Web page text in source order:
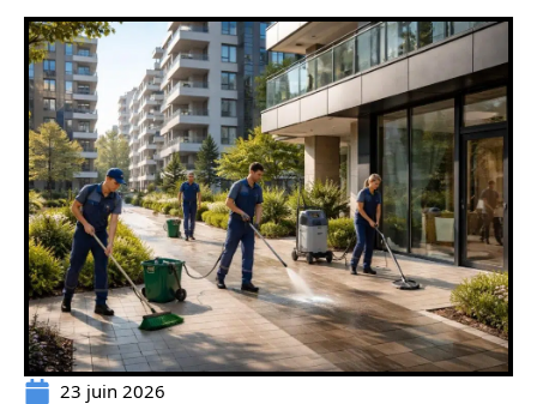
23 juin 2026